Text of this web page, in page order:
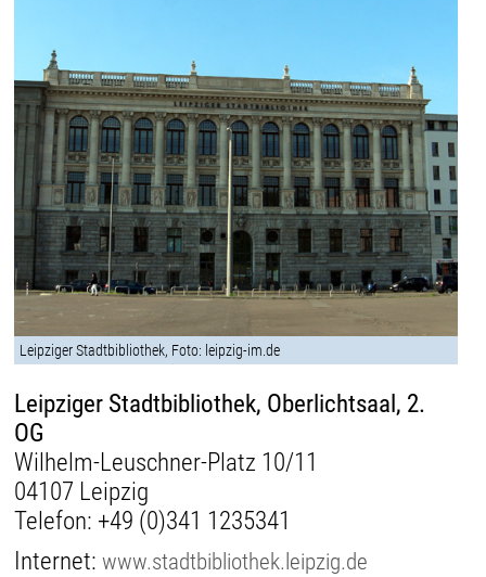
Leipziger Stadtbibliothek, Foto: leipzig-im.de
Leipziger Stadtbibliothek, Oberlichtsaal, 2.
OG
Wilhelm-Leuschner-Platz 10/11
04107 Leipzig
Telefon: +49 (0)341 1235341
Internet:www.stadtbibliothek.leipzig.de